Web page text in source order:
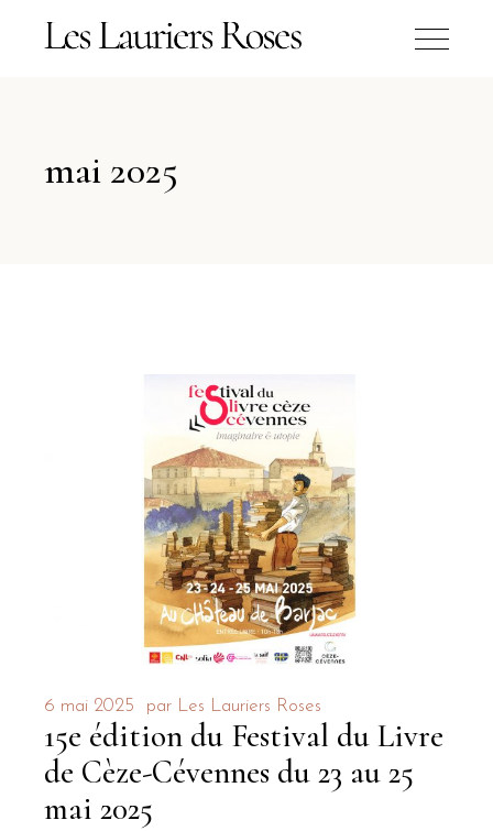
mai 2025
6 mai 2025 par Les Lauriers Roses
15e édition du Festival du Livre
de Cèze-Cévennes du 23 au 25
mai 2025